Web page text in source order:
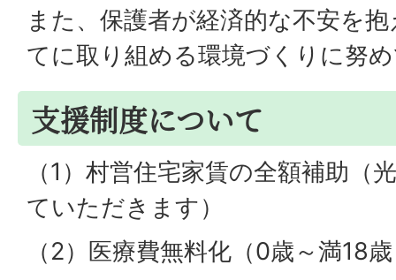
また、保護者が経済的な不安を
てに取り組める環境づくりに努
支援制度について
（1）村営住宅家賃の全額補助（
ていただきます）
（2）医療費無料化（0歳～満18